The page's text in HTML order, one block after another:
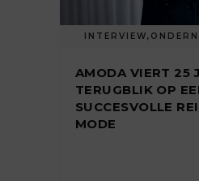
INTERVIEW,
AMODA VIERT 25
TERUGBLIK OP
SUCCESVOLLE
MODE